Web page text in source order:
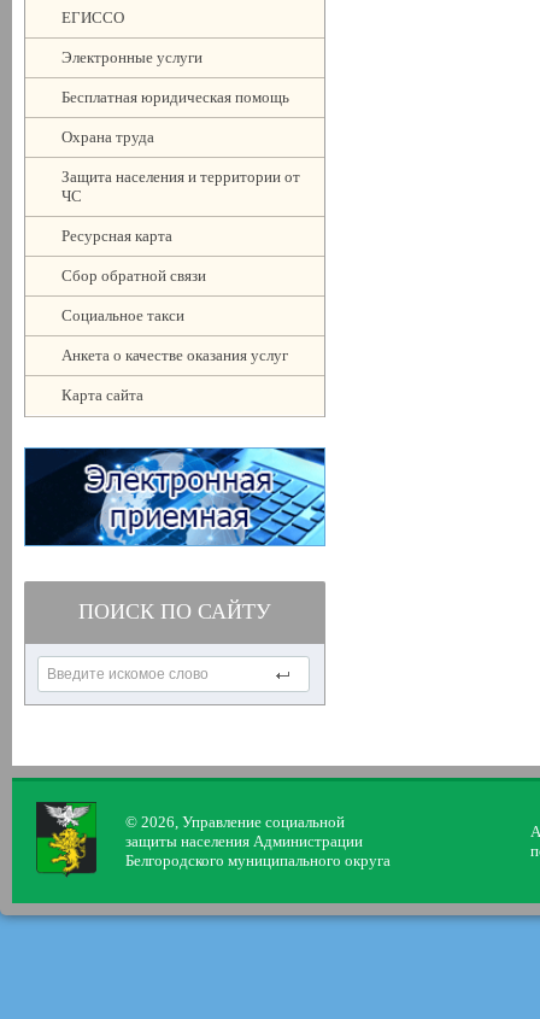
ЕГИССО
Электронные услуги
Бесплатная юридическая помощь
Охрана труда
Защита населения и территории от
ЧС
Ресурсная карта
Сбор обратной связи
Социальное такси
Анкета о качестве оказания услуг
Карта сайта
ПОИСК ПО САЙТУ
© 2026, Управление социальной
защиты населения Администрации
Белгородского муниципального округа